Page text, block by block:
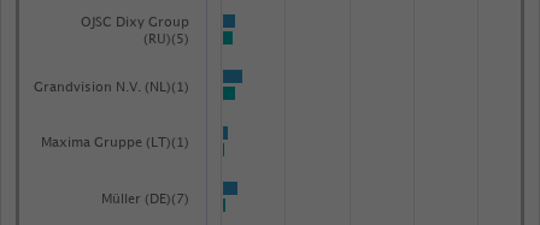
Grandvision N.V. (NL)(1)
OJSC Dixy Group
(RU)(5)
Maxima Gruppe (LT)(1)
Müller (DE)(7)